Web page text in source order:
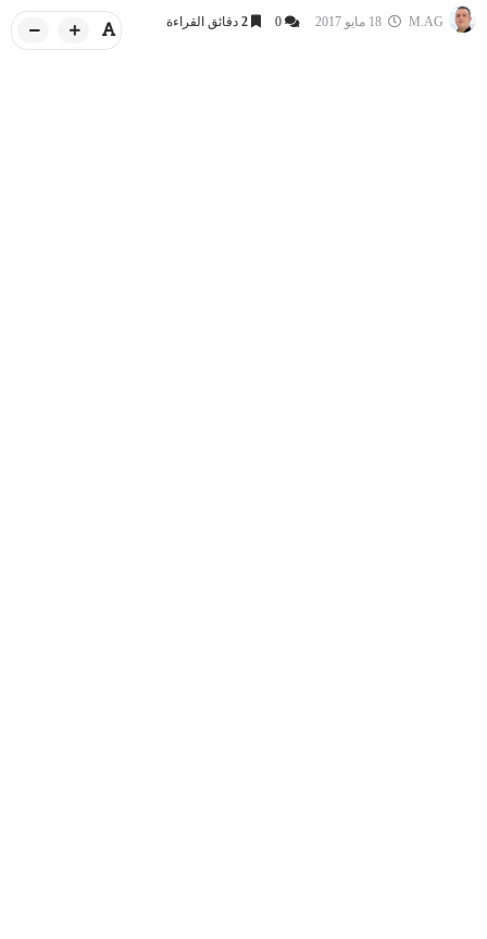
M.AG
0
2 دقائق القراءة